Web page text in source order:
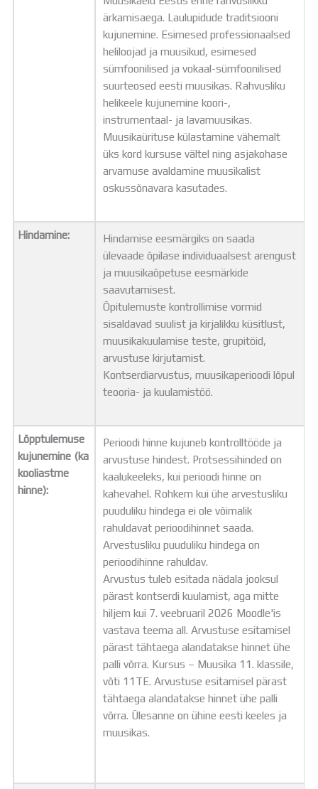
ärkamisaega. Laulupidude traditsiooni
kujunemine. Esimesed professionaalsed
heliloojad ja muusikud, esimesed
sümfoonilised ja vokaal-sümfoonilised
suurteosed eesti muusikas. Rahvusliku
helikeele kujunemine koori-,
instrumentaal- ja lavamuusikas.
Muusikaürituse külastamine vähemalt
üks kord kursuse vältel ning asjakohase
arvamuse avaldamine muusikalist
oskussõnavara kasutades.
Hindamine:
Hindamise eesmärgiks on saada
ülevaade õpilase individuaalsest arengust
ja muusikaõpetuse eesmärkide
saavutamisest.
Õpitulemuste kontrollimise vormid
sisaldavad suulist ja kirjalikku küsitlust,
muusikakuulamise teste, grupitöid,
arvustuse kirjutamist.
Kontserdiarvustus, muusikaperioodi lõpul
teooria- ja kuulamistöö.
Lõpptulemuse
kujunemine (ka
kooliastme
hinne):
Perioodi hinne kujuneb kontrolltööde ja
arvustuse hindest. Protsessihinded on
kaalukeeleks, kui perioodi hinne on
kahevahel. Rohkem kui ühe arvestusliku
puuduliku hindega ei ole võimalik
rahuldavat perioodihinnet saada.
Arvestusliku puuduliku hindega on
perioodihinne rahuldav.
Arvustus tuleb esitada nädala jooksul
pärast kontserdi kuulamist, aga mitte
hiljem kui 7. veebruaril 2026 Moodle'is
vastava teema all. Arvustuse esitamisel
pärast tähtaega alandatakse hinnet ühe
palli võrra. Kursus – Muusika 11. klassile,
võti 11TE. Arvustuse esitamisel pärast
tähtaega alandatakse hinnet ühe palli
võrra. Ülesanne on ühine eesti keeles ja
muusikas.